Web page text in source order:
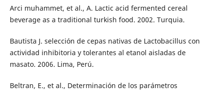
Arci muhammet, et al., A. Lactic acid fermented cereal
beverage as a traditional turkish food. 2002. Turquia.
Bautista J. selección de cepas nativas de Lactobacillus con
actividad inhibitoria y tolerantes al etanol aisladas de
masato. 2006. Lima, Perú.
Beltran, E., et al., Determinación de los parámetros